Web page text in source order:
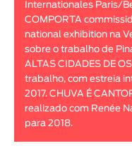
Internationales Paris/
COMPORTA
national exhibition na
sobre o trabalho de
ALTAS CIDADES DE
trabalho, com estreia
2017. CHUVA É
realizado com Renée
para 2018.